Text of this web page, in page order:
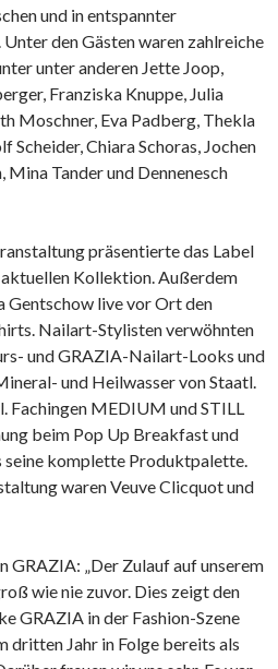
und in entspannter
den Gästen waren zahlreiche
unter anderen Jette Joop,
Franziska Knuppe, Julia
Moschner, Eva Padberg, Thekla
Scheider, Chiara Schoras, Jochen
Mina Tander und Dennenesch
präsentierte das Label
Kollektion. Außerdem
Gentschow live vor Ort den
Nailart-Stylisten verwöhnten
und GRAZIA-Nailart-Looks und
und Heilwasser von Staatl.
Fachingen MEDIUM und STILL
beim Pop Up Breakfast und
seine komplette Produktpalette.
waren Veuve Clicquot und
GRAZIA: „Der Zulauf auf unserem
wie nie zuvor. Dies zeigt den
GRAZIA in der Fashion-Szene
dritten Jahr in Folge bereits als